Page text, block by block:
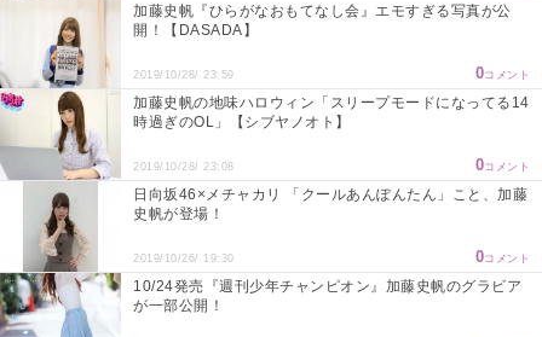
加藤史帆『ひらがなおもてなし会』エモすぎる写真が公
開！【DASADA】
2019/10/28/ 23:59 0コメント
加藤史帆の地味ハロウィン「スリープモードになってる14
時過ぎのOL」【シブヤノオト】
2019/10/28/ 23:08 0コメント
日向坂46×メチャカリ 「クールあんぽんたん」こと、加藤
史帆が登場！
2019/10/26/ 19:30 0コメント
10/24発売『週刊少年チャンピオン』加藤史帆のグラビア
が一部公開！